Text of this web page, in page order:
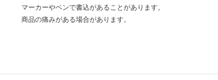
マーカーやペンで書込があることがあります。
商品の痛みがある場合があります。